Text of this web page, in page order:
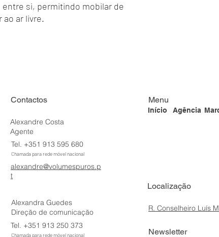
si, permitindo mobilar de
ao ar livre.
Contactos
Alexandre Costa
Agente
Menu
Início Agência
Tel. +351 913 595 680
Chamada para rede móvel nacional
alexandre@volumespuros.p
t
Localização
Alexandra Guedes
Direção de comunicação
R. Conselheiro Luís
Tel. +351 913 250 373
Chamada para rede móvel nacional Newsletter